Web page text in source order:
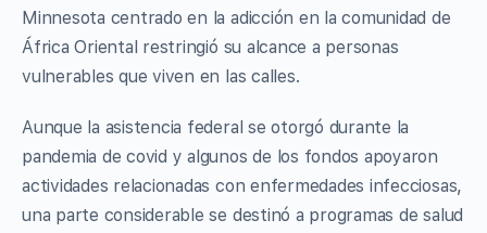
Minnesota centrado en la adicción en la comunidad de
África Oriental restringió su alcance a personas
vulnerables que viven en las calles.
Aunque la asistencia federal se otorgó durante la
pandemia de covid y algunos de los fondos apoyaron
actividades relacionadas con enfermedades infecciosas,
una parte considerable se destinó a programas de salud